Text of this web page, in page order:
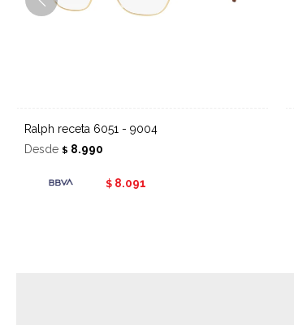
Ralph receta 6051 - 9004
Desde $ 8.990
$ 8.091